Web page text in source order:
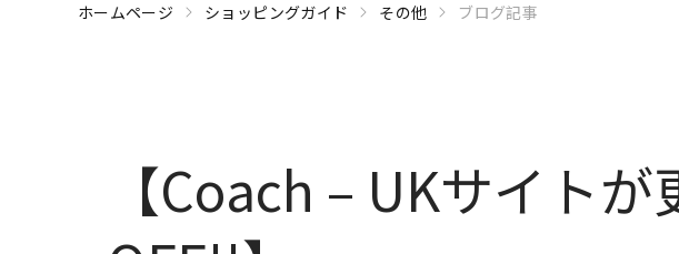
ホームページ ショッピングガイド その他 ブログ記事
【Coach – UKサイト